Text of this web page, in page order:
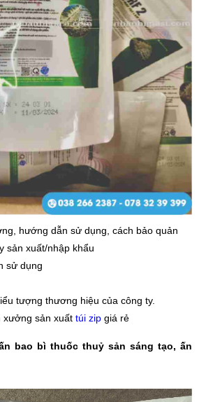
hướng dẫn sử dụng, cách bảo quản
sản xuất/nhập khẩu
sử dụng
tượng thương hiệu của công ty.
xưởng sản xuất túi zip giá rẻ
bao bì thuốc thuỷ sản sáng tạo, ấn